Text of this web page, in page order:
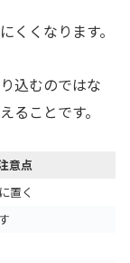
くくなります。
込むのではな
ることです。
意点
置く